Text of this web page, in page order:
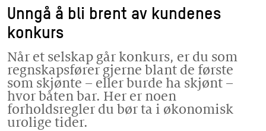
Unngå å bli brent av kundenes
konkurs
Når et selskap går konkurs, er du som
regnskapsfører gjerne blant de første
som skjønte – eller burde ha skjønt –
hvor båten bar. Her er noen
forholdsregler du bør ta i økonomisk
urolige tider.